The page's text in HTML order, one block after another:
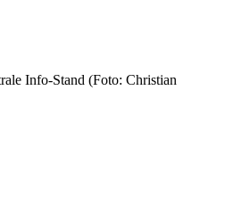
Info-Stand (Foto: Christian